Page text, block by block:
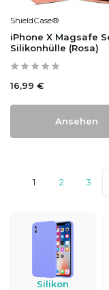
ShieldCase®
iPhone X Magsafe
Silikonhülle (Rosa)
16,99 €
Ansehen
1 2 3
Silikon